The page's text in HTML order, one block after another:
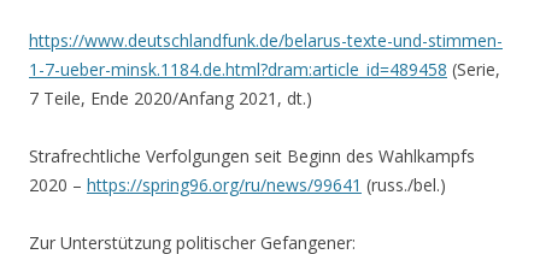
https://www.deutschlandfunk.de/belarus-texte-und-stimmen-
1-7-ueber-minsk.1184.de.html?dram:article_id=489458 (Serie,
7 Teile, Ende 2020/Anfang 2021, dt.)
Strafrechtliche Verfolgungen seit Beginn des Wahlkampfs
2020 – https://spring96.org/ru/news/99641 (russ./bel.)
Zur Unterstützung politischer Gefangener: